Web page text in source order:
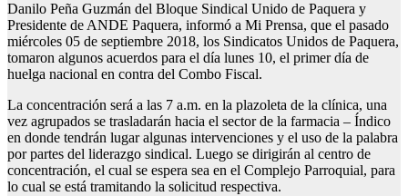
Danilo Peña Guzmán del Bloque Sindical Unido de Paquera y
Presidente de ANDE Paquera, informó a Mi Prensa, que el pasado
miércoles 05 de septiembre 2018, los Sindicatos Unidos de Paquera,
tomaron algunos acuerdos para el día lunes 10, el primer día de
huelga nacional en contra del Combo Fiscal.
La concentración será a las 7 a.m. en la plazoleta de la clínica, una
vez agrupados se trasladarán hacia el sector de la farmacia – Índico
en donde tendrán lugar algunas intervenciones y el uso de la palabra
por partes del liderazgo sindical. Luego se dirigirán al centro de
concentración, el cual se espera sea en el Complejo Parroquial, para
lo cual se está tramitando la solicitud respectiva.